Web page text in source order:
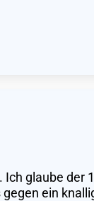
glaube
ein